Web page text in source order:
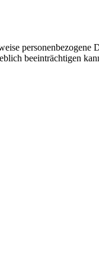
personenbezogene
beeinträchtigen